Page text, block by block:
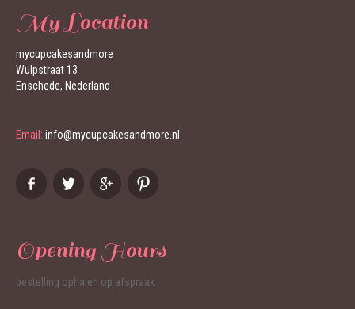
My Location
mycupcakesandmore
Wulpstraat 13
Enschede, Nederland
Email: info@mycupcakesandmore.nl
Opening Hours
bestelling ophalen op afspraak